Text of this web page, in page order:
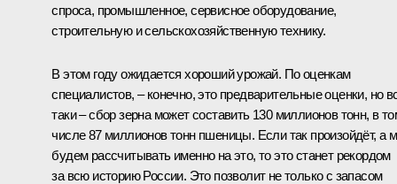
спроса, промышленное, сервисное оборудование,
строительную и сельскохозяйственную технику.
В этом году ожидается хороший урожай. По оценкам
специалистов, – конечно, это предварительные оценки, но
таки – сбор зерна может составить 130 миллионов тонн, в
числе 87 миллионов тонн пшеницы. Если так произойдёт, а
будем рассчитывать именно на это, то это станет рекордом
за всю историю России. Это позволит не только с запасом